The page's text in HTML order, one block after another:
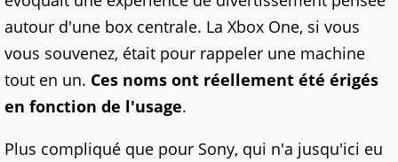
autour d'une box centrale. La Xbox One, si vous
vous souvenez, était pour rappeler une machine
tout en un. Ces noms ont réellement été érigés
en fonction de l'usage.
Plus compliqué que pour Sony, qui n'a jusqu'ici eu